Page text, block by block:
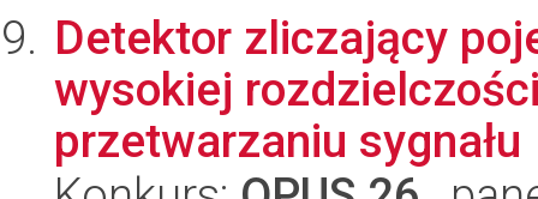
Detektor zliczający
wysokiej
przetwarzaniu sygnału